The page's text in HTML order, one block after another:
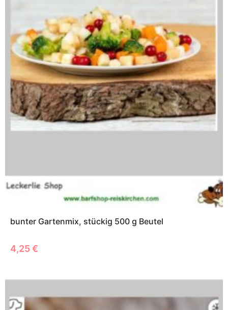
bunter Gartenmix, stückig 500 g Beutel
4,25€